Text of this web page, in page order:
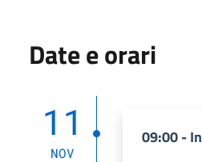
Date e orari
11
NOV
09:00 -